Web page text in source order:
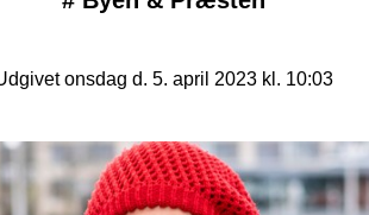
onsdag d. 5. april 2023 kl. 10:03